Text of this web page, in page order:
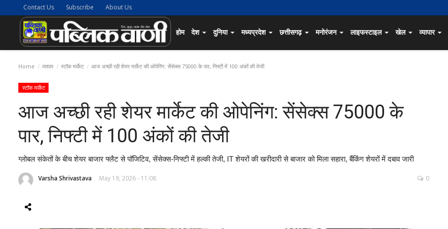
Contact Us Subscribe About Us
होम देश दुनिया मध्यप्रदेश छत्तीसगढ़ मनोरंजन लाइफस्टाइल खेल व्यापार
Home व्यापार स्टॉक मार्केट आज अच्छी रही शेयर मार्केट की ओपेनिंग: सेंसेक्स 75000 के पार, निफ्टी में 100 अंकों की तेजी
स्टॉक मार्केट
आज अच्छी रही शेयर मार्केट की ओपेनिंग: सेंसेक्स 75000 के
पार, निफ्टी में 100 अंकों की तेजी
ग्लोबल संकेतों के बीच शेयर बाजार फ्लैट से पॉजिटिव, सेंसेक्स-निफ्टी में हल्की तेजी, IT शेयरों की खरीदारी से बाजार को मिला सहारा, बैंकिंग शेयरों में दबाव जारी
Varsha Shrivastava May 19, 2026 - 11:08 0